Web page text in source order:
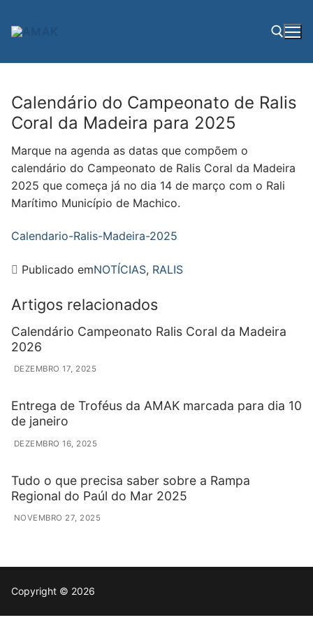
para
Calendário do Campeonato de Ralis
Coral da Madeira para 2025
Marque na agenda as datas que compõem o
calendário do Campeonato de Ralis Coral da Madeira
2025 que começa já no dia 14 de março com o Rali
Marítimo Município de Machico.
Calendario-Ralis-Madeira-2025
Publicado emNOTÍCIAS, RALIS
Artigos relacionados
Calendário Campeonato Ralis Coral da Madeira
2026
DEZEMBRO 17, 2025
Entrega de Troféus da AMAK marcada para dia 10
de janeiro
DEZEMBRO 16, 2025
Tudo o que precisa saber sobre a Rampa
Regional do Paúl do Mar 2025
NOVEMBRO 27, 2025
Copyright © 2026